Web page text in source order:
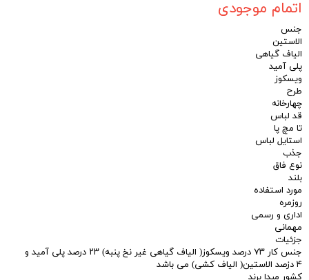
اتمام موجودی
جنس
الاستین
الیاف گیاهی
پلی آمید
ویسکوز
طرح
چهارخانه
قد لباس
تا مچ پا
استایل لباس
جذب
نوع فاق
بلند
مورد استفاده
روزمره
اداری و رسمی
مهمانی
جزئیات
جنس کار ۷۳ درصد ویسکوز( الیاف گیاهی غیر نخ پنبه) ۲۳ درصد پلی آمید و
۴ دزصد الاستین( الیاف کشی) می باشد
کشور مبدا برند